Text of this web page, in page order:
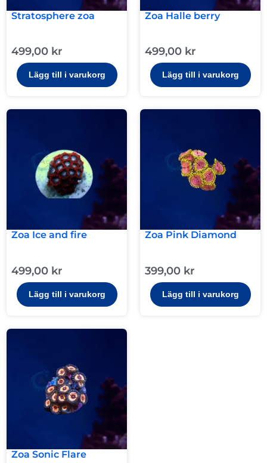
Stratosphere zoa
499,00 kr
Lägg till i varukorg
Zoa Halle berry
499,00 kr
Lägg till i varukorg
Zoa Ice and fire
499,00 kr
Lägg till i varukorg
Zoa Pink Diamond
399,00 kr
Lägg till i varukorg
Zoa Sonic Flare